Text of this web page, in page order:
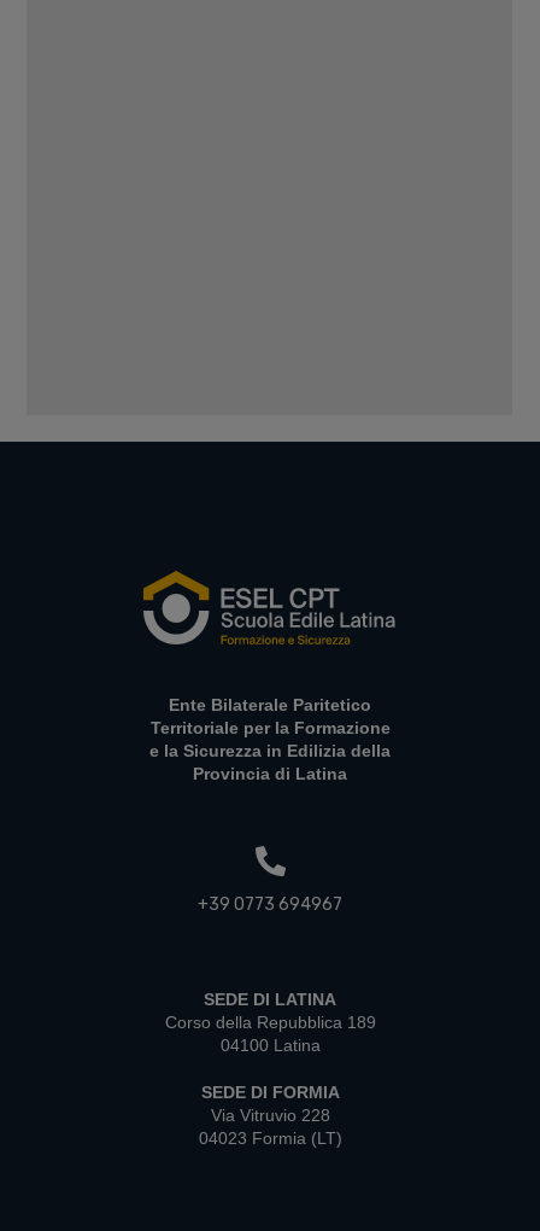
Ente Bilaterale Paritetico
Territoriale per la Formazione
e la Sicurezza in Edilizia della
Provincia di Latina
+39 0773 694967
SEDE DI LATINA
Corso della Repubblica 189
04100 Latina
SEDE DI FORMIA
Via Vitruvio 228
04023 Formia (LT)